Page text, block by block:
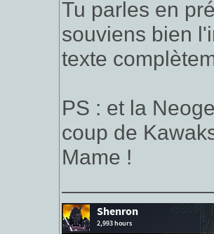
Tu parles en
souviens bien
texte
PS : et la
coup de
Mame !